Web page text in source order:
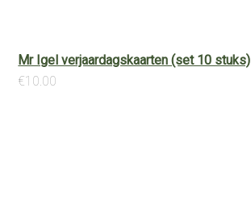
Mr Igel verjaardagskaarten (set 10 stuks)
€10.00